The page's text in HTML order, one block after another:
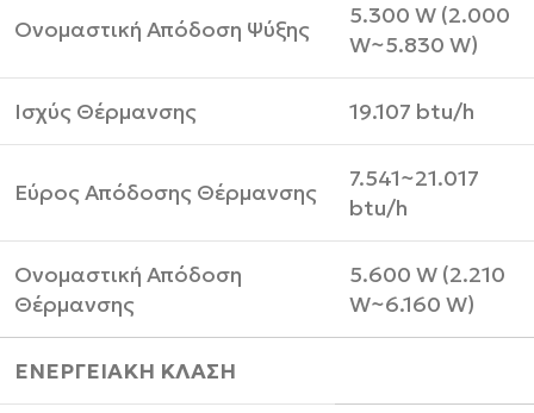
Ονομαστική Απόδοση Ψύξης
5.300 W (2.000
W~5.830 W)
Ισχύς Θέρμανσης 19.107 btu/h
Εύρος Απόδοσης Θέρμανσης
7.541~21.017
btu/h
Ονομαστική Απόδοση
Θέρμανσης
5.600 W (2.210
W~6.160 W)
ΕΝΕΡΓΕΙΑΚΗ ΚΛΑΣΗ